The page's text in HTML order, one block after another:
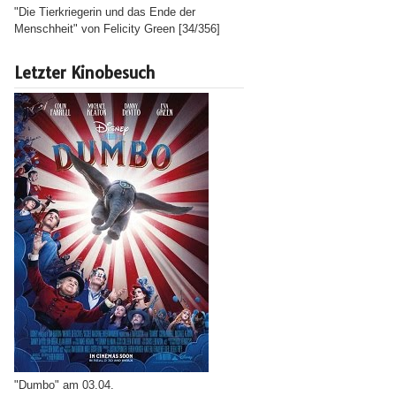
"Die Tierkriegerin und das Ende der
Menschheit" von Felicity Green [34/356]
Letzter Kinobesuch
"Dumbo" am 03.04.